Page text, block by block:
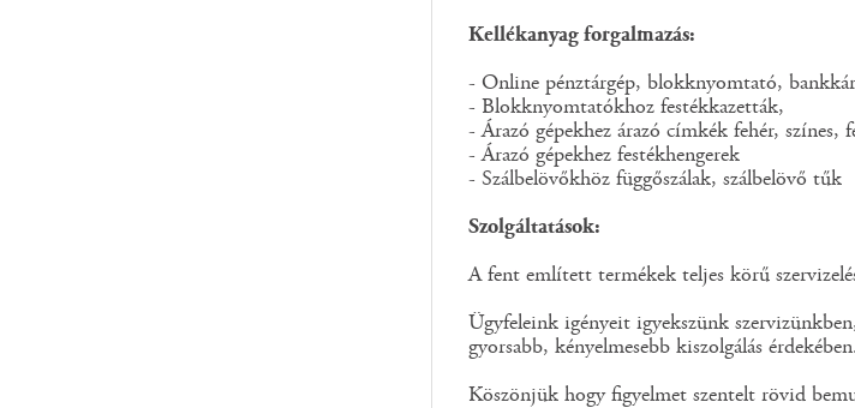
Kellékanyag forgalmazás:
- Online pénztárgép, blokknyomtató,
- Blokknyomtatókhoz festékkazetták,
- Árazó gépekhez árazó címkék fehér, színes,
- Árazó gépekhez festékhengerek
- Szálbelövőkhöz függőszálak, szálbelövő tűk
Szolgáltatások:
A fent említett termékek teljes körű
Ügyfeleink igényeit igyekszünk
gyorsabb, kényelmesebb kiszolgálás
Köszönjük hogy figyelmet szentelt rövid